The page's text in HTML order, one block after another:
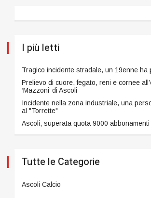
I più letti
Tragico incidente stradale, un 19enne ha
Prelievo di cuore, fegato, reni e cornee
‘Mazzoni’ di Ascoli
Incidente nella zona industriale, una
al "Torrette"
Ascoli, superata quota 9000 abbonamenti
Tutte le Categorie
Ascoli Calcio